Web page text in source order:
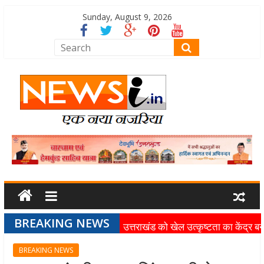
Sunday, August 9, 2026
BREAKING NEWS
उत्तराखंड को खेल उत्कृष्टता का केंद्र
स्पोर्ट्स यूनिवर्सिटी परियोजना
BREAKING NEWS